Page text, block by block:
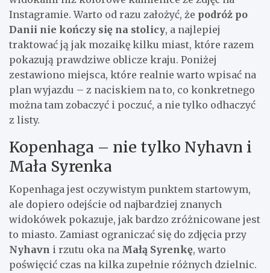
Instagramie. Warto od razu założyć, że podróż po
Danii nie kończy się na stolicy, a najlepiej
traktować ją jak mozaikę kilku miast, które razem
pokazują prawdziwe oblicze kraju. Poniżej
zestawiono miejsca, które realnie warto wpisać na
plan wyjazdu – z naciskiem na to, co konkretnego
można tam zobaczyć i poczuć, a nie tylko odhaczyć
z listy.
Kopenhaga – nie tylko Nyhavn i
Mała Syrenka
Kopenhaga jest oczywistym punktem startowym,
ale dopiero odejście od najbardziej znanych
widokówek pokazuje, jak bardzo zróżnicowane jest
to miasto. Zamiast ograniczać się do zdjęcia przy
Nyhavn i rzutu oka na Małą Syrenkę, warto
poświęcić czas na kilka zupełnie różnych dzielnic.